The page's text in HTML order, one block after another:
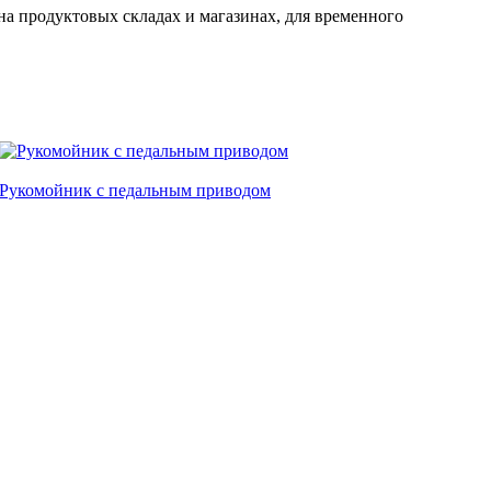
продуктовых складах и магазинах, для временного
Рукомойник с педальным приводом